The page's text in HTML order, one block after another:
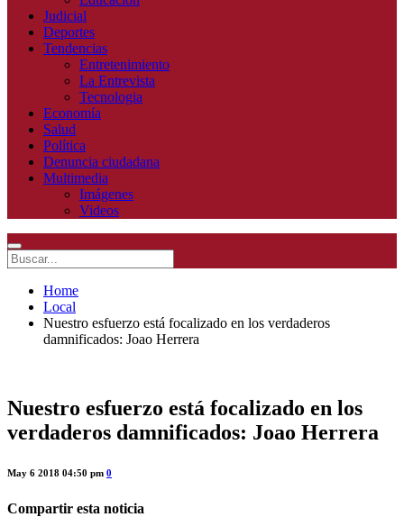
Judicial
Deportes
Tendencias
Entretenimiento
La Entrevista
Tecnologia
Economía
Salud
Política
Denuncia ciudadana
Multimedia
Imágenes
Videos
Home
Local
Nuestro esfuerzo está focalizado en los verdaderos
damnificados: Joao Herrera
Nuestro esfuerzo está focalizado en los
verdaderos damnificados: Joao Herrera
May 6 2018 04:50 pm 0
Compartir esta noticia